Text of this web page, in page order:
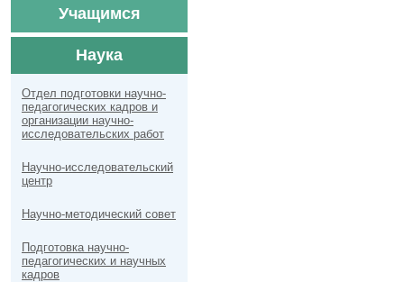
Учащимся
Наука
Отдел подготовки научно-
педагогических кадров и
организации научно-
исследовательских работ
Научно-исследовательский
центр
Научно-методический совет
Подготовка научно-
педагогических и научных
кадров